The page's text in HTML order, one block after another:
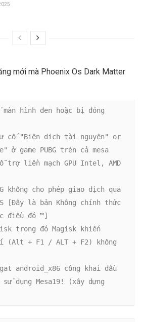
mới mà Phoenix Os Dark Matter
hình đen hoặc bị đóng
cố "Biên dịch tài nguyên" or
ở game PUBG trên cả mesa
trợ liền mạch GPU Intel, AMD
không cho phép giao dịch qua
[Đây là bản Không chính thức
điều đó ™]
trong đó Magisk khiến
(Alt + F1 / ALT + F2) không
android_x86 công khai đầu
dụng Mesa19! (xây dựng